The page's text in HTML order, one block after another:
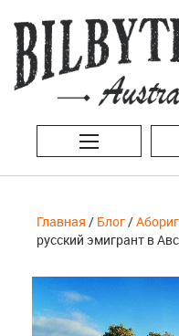
Главная / Блог/
русский эмигрант в